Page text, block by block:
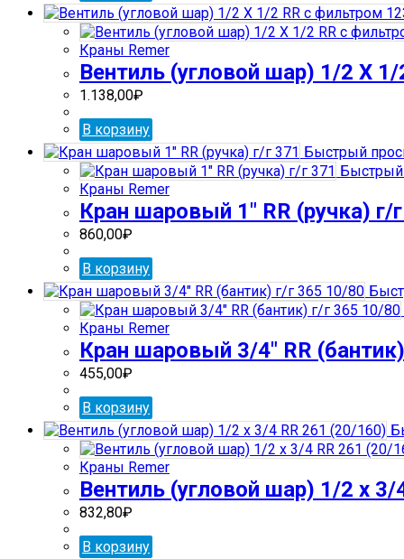
Краны Remer
Вентиль (угловой шар) 1/2 Х
1.138,00₽
В корзину
Быстрый
Быстрый
Краны Remer
Кран шаровый 1″ RR (ручка) г/
860,00₽
В корзину
Краны Remer
Кран шаровый 3/4″ RR
455,00₽
В корзину
Краны Remer
Вентиль (угловой шар) 1/2 х
832,80₽
В корзину